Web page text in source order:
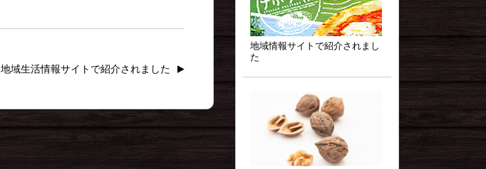
地域生活情報サイトで紹介されました
地域情報サイトで紹介されまし
た